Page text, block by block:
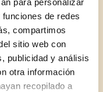
para personalizar
de redes
compartimos
sitio web con
publicidad y análisis
otra información
recopilado a
Mozambique